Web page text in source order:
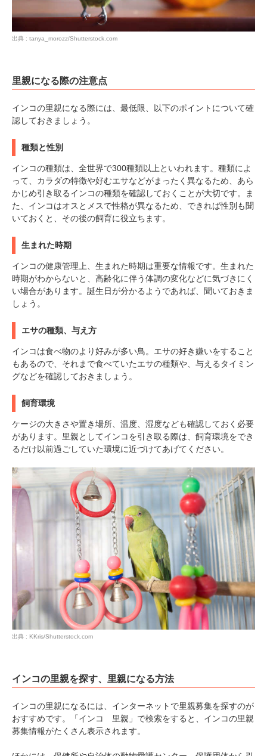
出典 : tanya_morozz/Shutterstock.com
里親になる際の注意点
インコの里親になる際には、最低限、以下のポイントについて確
認しておきましょう。
種類と性別
インコの種類は、全世界で300種類以上といわれます。種類によ
って、カラダの特徴や好むエサなどがまったく異なるため、あら
かじめ引き取るインコの種類を確認しておくことが大切です。ま
た、インコはオスとメスで性格が異なるため、できれば性別も聞
いておくと、その後の飼育に役立ちます。
生まれた時期
インコの健康管理上、生まれた時期は重要な情報です。生まれた
時期がわからないと、高齢化に伴う体調の変化などに気づきにく
い場合があります。誕生日が分かるようであれば、聞いておきま
しょう。
エサの種類、与え方
インコは食べ物のより好みが多い鳥。エサの好き嫌いをすること
もあるので、それまで食べていたエサの種類や、与えるタイミン
グなどを確認しておきましょう。
飼育環境
ケージの大きさや置き場所、温度、湿度なども確認しておく必要
があります。里親としてインコを引き取る際は、飼育環境をでき
るだけ以前過ごしていた環境に近づけてあげてください。
出典 : KKris/Shutterstock.com
インコの里親を探す、里親になる方法
インコの里親になるには、インターネットで里親募集を探すのが
おすすめです。「インコ 里親」で検索をすると、インコの里親
募集情報がたくさん表示されます。